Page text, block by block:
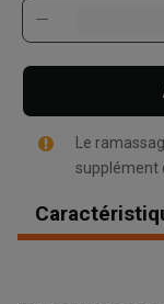
Le
supplément